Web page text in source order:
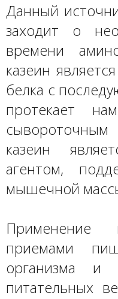
Данный
заходит о
времени
казеин
белка с
протекает
сывороточным
казеин
агентом,
мышечной
Применение
приемами
организма и
питательных